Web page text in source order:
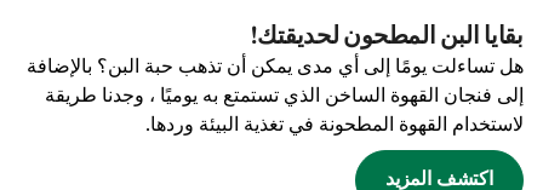
بقايا البن المطحون لحديقتك!
هل تساءلت يومًا إلى أي مدى يمكن أن تذهب حبة البن؟ بالإضافة
إلى فنجان القهوة الساخن الذي تستمتع به يوميًا ، وجدنا طريقة
لاستخدام القهوة المطحونة في تغذية البيئة وردها.
اكتشف المزيد